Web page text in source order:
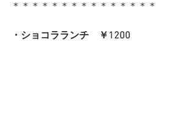
＊＊＊＊＊＊＊＊＊＊＊＊＊＊＊
・ショコラランチ　￥1200